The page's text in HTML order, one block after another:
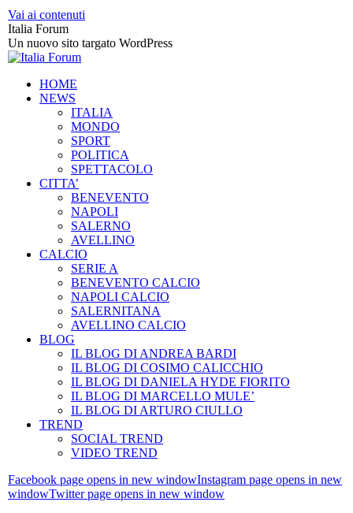
Vai ai contenuti
Italia Forum
Un nuovo sito targato WordPress
HOME
NEWS
ITALIA
MONDO
SPORT
POLITICA
SPETTACOLO
CITTA’
BENEVENTO
NAPOLI
SALERNO
AVELLINO
CALCIO
SERIE A
BENEVENTO CALCIO
NAPOLI CALCIO
SALERNITANA
AVELLINO CALCIO
BLOG
IL BLOG DI ANDREA BARDI
IL BLOG DI COSIMO CALICCHIO
IL BLOG DI DANIELA HYDE FIORITO
IL BLOG DI MARCELLO MULE’
IL BLOG DI ARTURO CIULLO
TREND
SOCIAL TREND
VIDEO TREND
Facebook page opens in new windowInstagram page opens in new
windowTwitter page opens in new window